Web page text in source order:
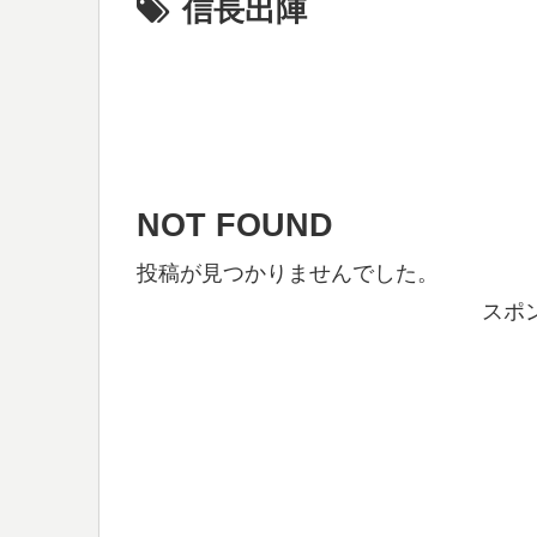
信長出陣
NOT FOUND
投稿が見つかりませんでした。
スポ